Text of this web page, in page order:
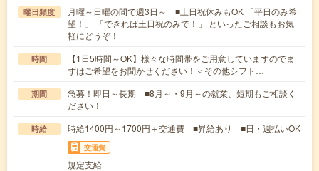
曜日頻度
月曜～日曜の間で週3日～ ■土日祝休みもOK 「平日のみ希
望！」 「できれば土日祝のみで！」 といったご相談もお気
軽にどうぞ！
時間
【1日5時間～OK】様々な時間帯をご用意していますのでま
ずはご希望をお聞かせください！＜その他シフト…
期間
急募！即日～長期 ■8月～・9月～の就業、短期もご相談く
ださい！
時給 時給1400円～1700円＋交通費 ■昇給あり ■日・週払いOK
交通費
規定支給